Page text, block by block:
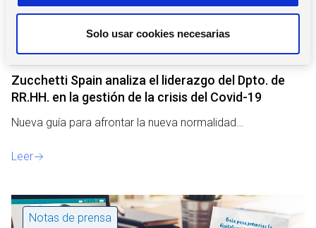
n
m
e
t
Solo usar cookies necesarias
29 de septiembre de 2020
Zucchetti Spain analiza el liderazgo del Dpto. de
RR.HH. en la gestión de la crisis del Covid-19
Nueva guía para afrontar la nueva normalidad…
Leer
Notas de prensa